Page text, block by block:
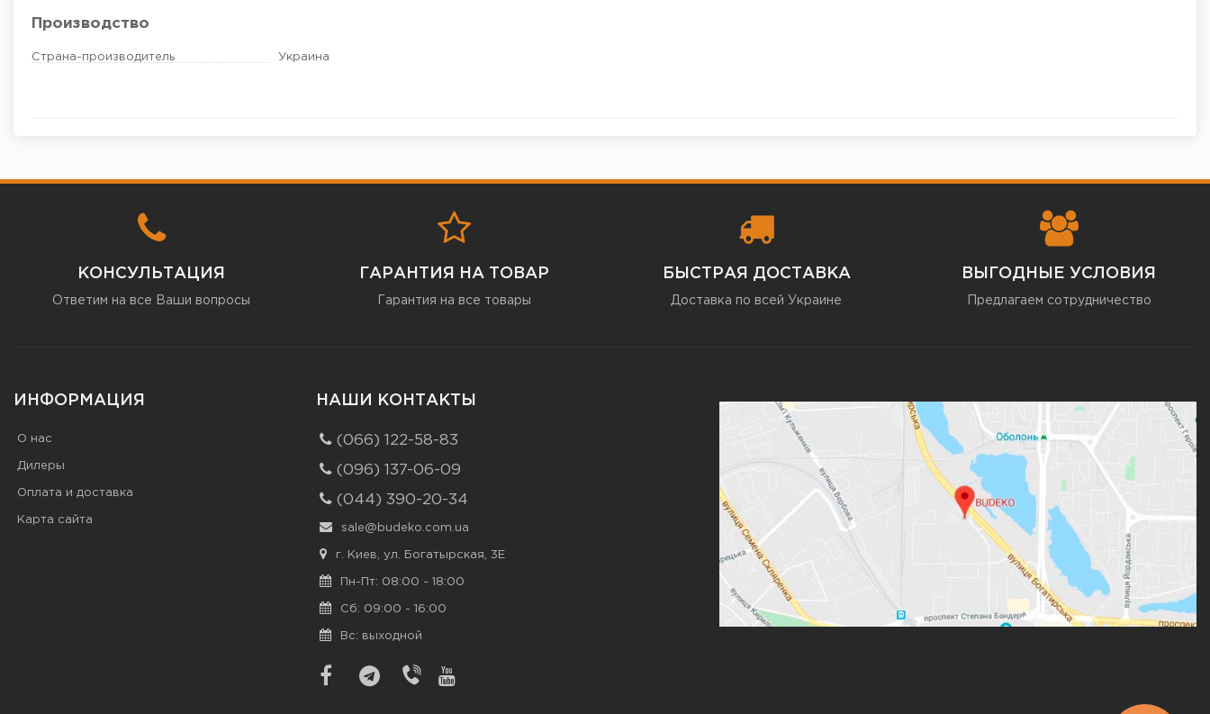
Производство
Страна-производитель Украина
КОНСУЛЬТАЦИЯ
Ответим на все Ваши вопросы
ГАРАНТИЯ НА ТОВАР
Гарантия на все товары
БЫСТРАЯ ДОСТАВКА
Доставка по всей Украине
ВЫГОДНЫЕ УСЛОВИЯ
Предлагаем сотрудничество
ИНФОРМАЦИЯ
О нас
Дилеры
Оплата и доставка
Карта сайта
НАШИ КОНТАКТЫ
(066) 122-58-83
(096) 137-06-09
(044) 390-20-34
sale@budeko.com.ua
г. Киев, ул. Богатырская, 3Е
Пн-Пт: 08:00 - 18:00
Сб: 09:00 - 16:00
Вс: выходной